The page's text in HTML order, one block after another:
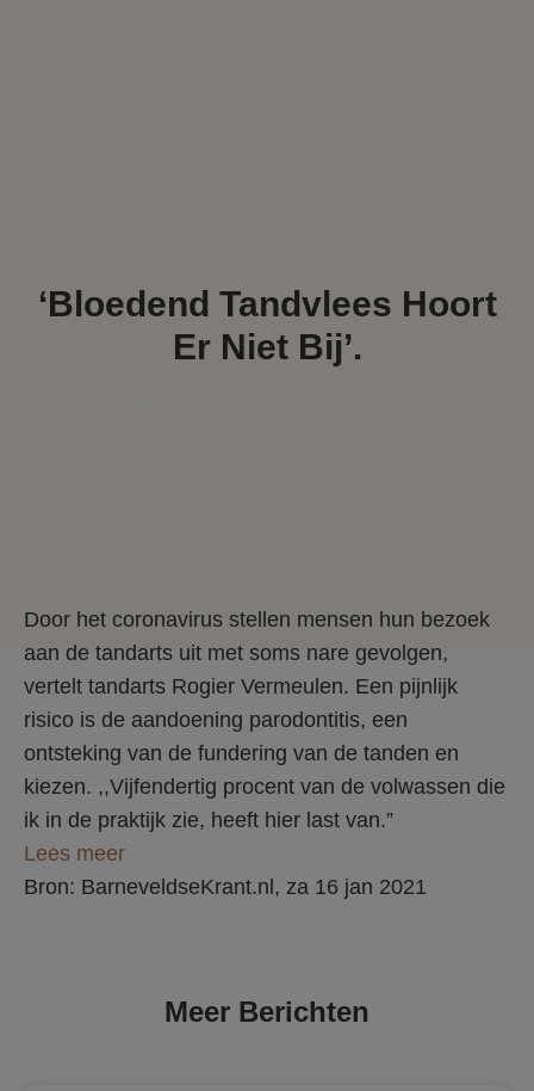
‘Bloedend Tandvlees Hoort
Er Niet Bij’.
Door het coronavirus stellen mensen hun bezoek
aan de tandarts uit met soms nare gevolgen,
vertelt tandarts Rogier Vermeulen. Een pijnlijk
risico is de aandoening parodontitis, een
ontsteking van de fundering van de tanden en
kiezen. ,,Vijfendertig procent van de volwassen die
ik in de praktijk zie, heeft hier last van.”
Lees meer
Bron: BarneveldseKrant.nl, za 16 jan 2021
Meer Berichten